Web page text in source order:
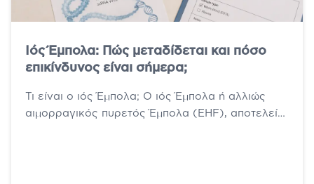
Ιός Έμπολα: Πώς μεταδίδεται και πόσο
επικίνδυνος είναι σήμερα;
Τι είναι ο ιός Έμπολα; Ο ιός Έμπολα ή αλλιώς
αιμορραγικός πυρετός Έμπολα (EHF), αποτελεί